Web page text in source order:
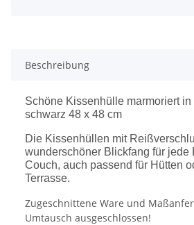
Beschreibung
Schöne Kissenhülle marmoriert
schwarz 48 x 48 cm
Die Kissenhüllen mit
wunderschöner Blickfang für jede
Couch, auch passend für Hütten
Terrasse.
Zugeschnittene Ware und
Umtausch ausgeschlossen!